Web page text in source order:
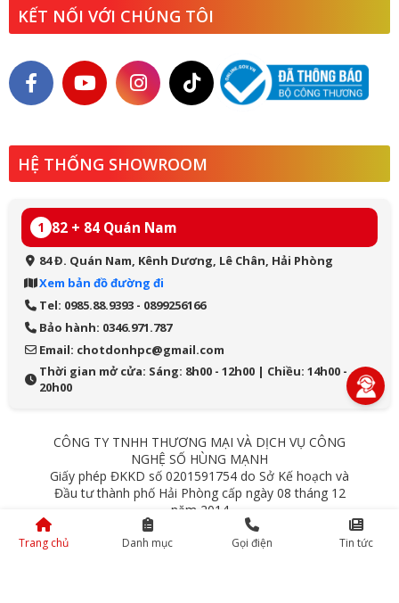
KẾT NỐI VỚI CHÚNG TÔI
HỆ THỐNG SHOWROOM
1 82 + 84 Quán Nam
84 Đ. Quán Nam, Kênh Dương, Lê Chân, Hải Phòng
Xem bản đồ đường đi
Tel: 0985.88.9393 - 0899256166
Bảo hành: 0346.971.787
Email: chotdonhpc@gmail.com
Thời gian mở cửa: Sáng: 8h00 - 12h00 | Chiều: 14h00 -
20h00
CÔNG TY TNHH THƯƠNG MẠI VÀ DỊCH VỤ CÔNG
NGHỆ SỐ HÙNG MẠNH
Giấy phép ĐKKD số 0201591754 do Sở Kế hoạch và
Đầu tư thành phố Hải Phòng cấp ngày 08 tháng 12
năm 2014
84 Quán Nam - Lê Chân - Hải Phòng
Trang chủ Danh mục Gọi điện Tin tức